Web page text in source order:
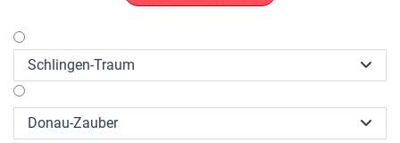
Schlingen-Traum 
Donau-Zauber 